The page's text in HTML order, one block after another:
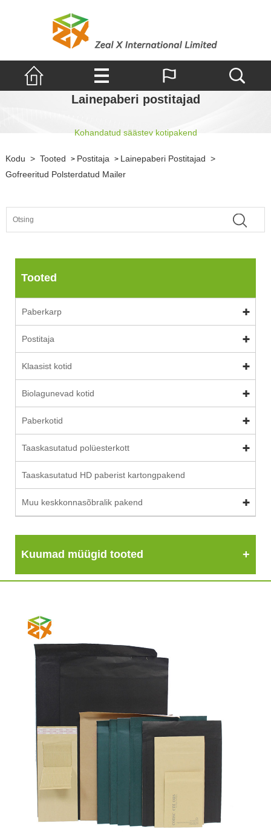
Lainepaberi postitajad
Kohandatud säästev kotipakend
Kodu > Tooted > Postitaja > Lainepaberi Postitajad >
Gofreeritud Polsterdatud Mailer
Tooted
Paberkarp
Postitaja
Klaasist kotid
Biolagunevad kotid
Paberkotid
Taaskasutatud polüesterkott
Taaskasutatud HD paberist kartongpakend
Muu keskkonnasõbralik pakend
Kuumad müügid tooted